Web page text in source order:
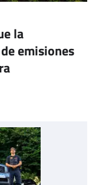
la
emisiones